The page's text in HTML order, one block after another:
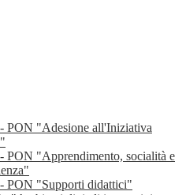
PON "Adesione all'Iniziativa
PON "Apprendimento, socialità e
PON "Supporti didattici"